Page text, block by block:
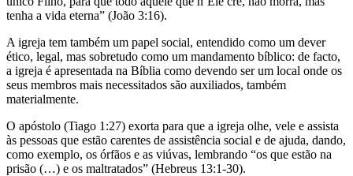
tenha a vida eterna” (João 3:16).
A igreja tem também um papel social, entendido como um dever
ético, legal, mas sobretudo como um mandamento bíblico: de facto,
a igreja é apresentada na Bíblia como devendo ser um local onde os
seus membros mais necessitados são auxiliados, também
materialmente.
O apóstolo (Tiago 1:27) exorta para que a igreja olhe, vele e assista
às pessoas que estão carentes de assistência social e de ajuda, dando,
como exemplo, os órfãos e as viúvas, lembrando “os que estão na
prisão (…) e os maltratados” (Hebreus 13:1-30).